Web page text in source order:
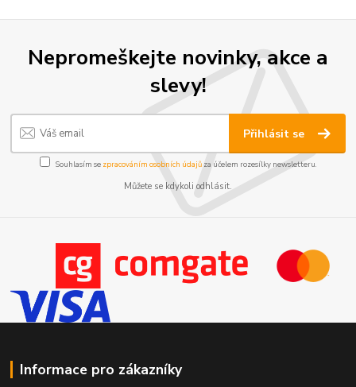
Nepromeškejte novinky, akce a
slevy!
Přihlásit se
Souhlasím se zpracováním osobních údajůza účelem rozesílky newsletteru.
Můžete se kdykoli odhlásit.
Informace pro zákazníky